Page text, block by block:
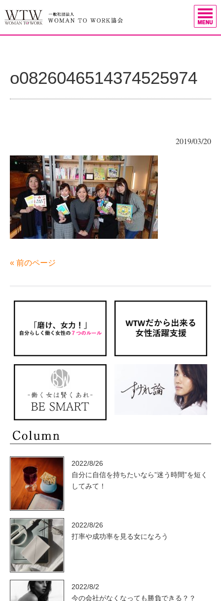
o0826046514374525974
2019/03/20
« 前のページ
2022/8/26
自分に自信を持ちたいなら”迷う時間”を短く
してみて！
2022/8/26
打率や成功率を見る女になろう
2022/8/2
今の会社がなくなっても勝負できる？？